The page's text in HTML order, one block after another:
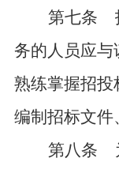
第七条
务的人员应与
熟练掌握招投
编制招标文件
第八条